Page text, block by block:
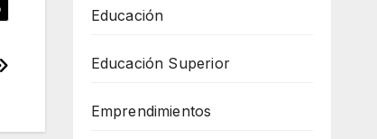
Educación
Educación Superior
Emprendimientos